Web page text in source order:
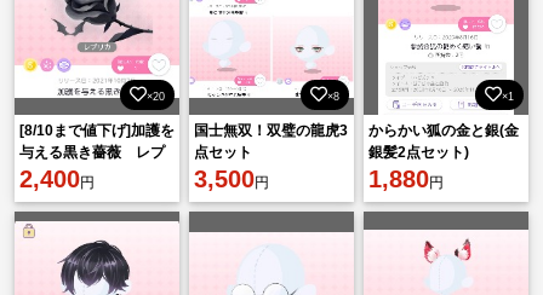
×20
[8/10まで値下げ]加護を
与える黒き薔薇 レプ
リカ
2,400円
×8
国士無双！双璧の龍虎3
点セット
3,500円
×1
からかい狐の金と銀(金
銀髪2点セット)
1,880円